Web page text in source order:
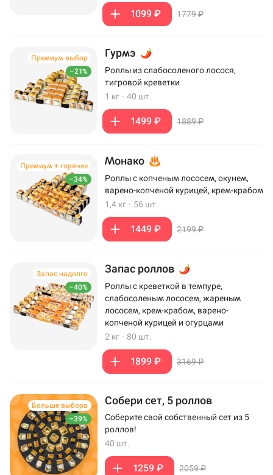
1099 ₽ 1779 ₽
–21%
Премиум выбор Гурмэ
Роллы из слабосоленого лосося,
тигровой креветки
1 кг · 40 шт.
1499 ₽ 1889 ₽
–34%
Премиум + горячее Монако
Роллы с копченым лососем, окунем,
варено-копченой курицей, крем-крабом
1,4 кг · 56 шт.
1449 ₽ 2199 ₽
–40%
Запас надолго Запас роллов
Роллы с креветкой в темпуре,
слабосоленым лососем, жареным
лососем, крем-крабом, варено-
копченой курицей и огурцами
2 кг · 80 шт.
1899 ₽ 3169 ₽
–39%
Больше выбора Собери сет, 5 роллов
Соберите свой собственный сет из 5
роллов!
40 шт.
1259 ₽ 2059 ₽